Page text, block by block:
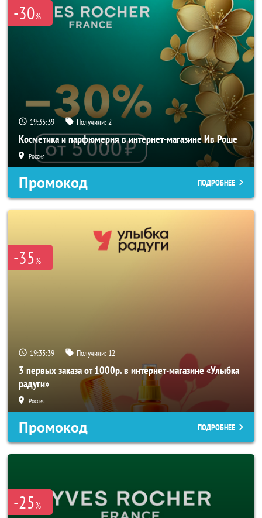
-30%
19:35:37 Получили:2
Косметика и парфюмерия в интернет-магазине Ив Роше
Россия
Промокод ПОДРОБНЕЕ
-35%
19:35:37 Получили: 12
3 первых заказа от 1000р. в интернет-магазине «Улыбка
радуги»
Россия
Промокод ПОДРОБНЕЕ
-25%